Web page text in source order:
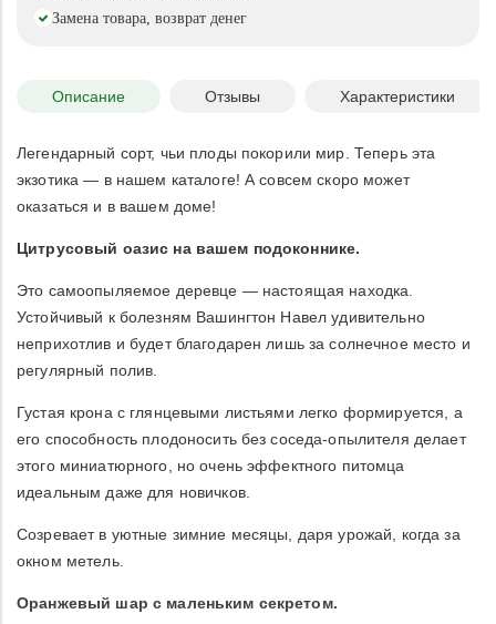
Замена товара, возврат денег
Описание Отзывы Характеристики
Легендарный сорт, чьи плоды покорили мир. Теперь эта
экзотика — в нашем каталоге! А совсем скоро может
оказаться и в вашем доме!
Цитрусовый оазис на вашем подоконнике.
Это самоопыляемое деревце — настоящая находка.
Устойчивый к болезням Вашингтон Навел удивительно
неприхотлив и будет благодарен лишь за солнечное место и
регулярный полив.
Густая крона с глянцевыми листьями легко формируется, а
его способность плодоносить без соседа-опылителя делает
этого миниатюрного, но очень эффектного питомца
идеальным даже для новичков.
Созревает в уютные зимние месяцы, даря урожай, когда за
окном метель.
Оранжевый шар с маленьким секретом.